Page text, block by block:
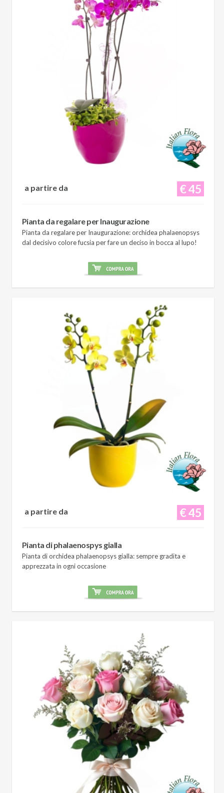
€ 45
a partire da
Pianta da regalare per Inaugurazione
Pianta da regalare per Inaugurazione: orchidea phalaenopsys
dal decisivo colore fucsia per fare un deciso in bocca al lupo!
€ 45
a partire da
Pianta di phalaenospys gialla
Pianta di orchidea phalaenopsys gialla: sempre gradita e
apprezzata in ogni occasione